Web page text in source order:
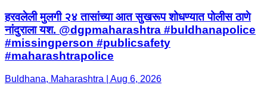
हरवलेली मुलगी २४ तासांच्या आत सुखरूप शोधण्यात पोलीस ठाणे
नांदुराला यश. @dgpmaharashtra #buldhanapolice
#missingperson #publicsafety
#maharashtrapolice
Buldhana, Maharashtra | Aug 6, 2026